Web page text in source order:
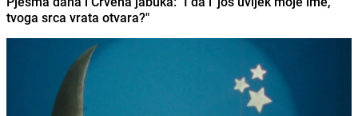
tvoga srca vrata otvara?"